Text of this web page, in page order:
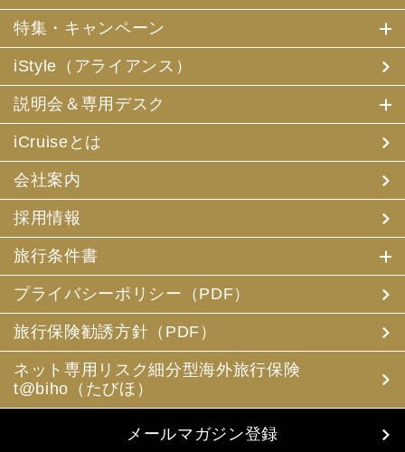
特集・キャンペーン
iStyle（アライアンス）
説明会＆専用デスク
iCruiseとは
会社案内
採用情報
旅行条件書
プライバシーポリシー（PDF）
旅行保険勧誘方針（PDF）
ネット専用リスク細分型海外旅行保険
t@biho（たびほ）
メールマガジン登録